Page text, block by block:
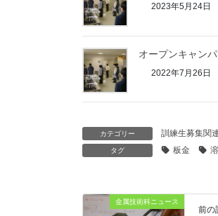
2023年5月24日
オープンキャン
2022年7月26日
カテゴリー 訓練生募集関
タグ 板金
金属技術科ニュース
前の